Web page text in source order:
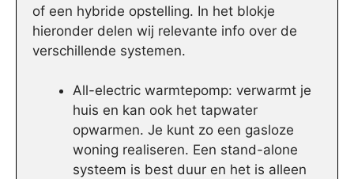
of een hybride opstelling. In het blokje
hieronder delen wij relevante info over de
verschillende systemen.
All-electric warmtepomp: verwarmt je
huis en kan ook het tapwater
opwarmen. Je kunt zo een gasloze
woning realiseren. Een stand-alone
systeem is best duur en het is alleen